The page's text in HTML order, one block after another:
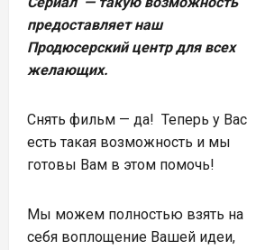
предоставляет наш
Продюсерский центр для всех
желающих.
Снять фильм — да! Теперь у Вас
есть такая возможность и мы
готовы Вам в этом помочь!
Мы можем полностью взять на
себя воплощение Вашей идеи,